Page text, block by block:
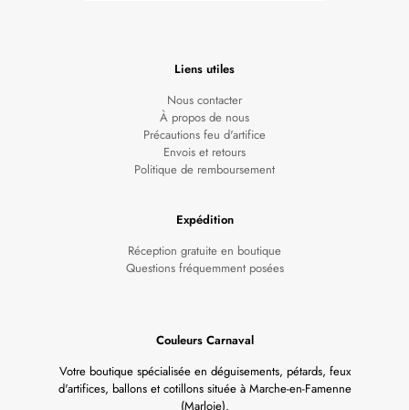
Liens utiles
Nous contacter
À propos de nous
Précautions feu d'artifice
Envois et retours
Politique de remboursement
Expédition
Réception gratuite en boutique
Questions fréquemment posées
Couleurs Carnaval
Votre boutique spécialisée en déguisements, pétards, feux
d'artifices, ballons et cotillons située à Marche-en-Famenne
(Marloie).